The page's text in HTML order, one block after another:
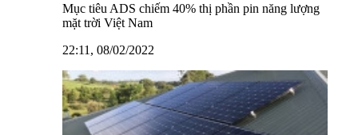
Mục tiêu ADS chiếm 40% thị phần pin năng lượng
mặt trời Việt Nam
22:11, 08/02/2022